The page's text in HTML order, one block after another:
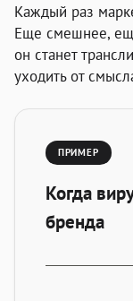
Каждый раз
Еще смешнее,
он станет
уходить от
ПРИМЕР
Когда
бренда